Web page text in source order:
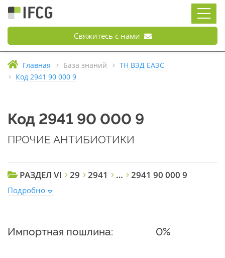
Свяжитесь с нами
Главная База знаний
ТН ВЭД ЕАЭС
Код 2941 90 000 9
Код 2941 90 000 9
ПРОЧИЕ АНТИБИОТИКИ
РАЗДЕЛ VI 29 2941 … 2941 90 000 9
Подробно
Импортная пошлина: 0%